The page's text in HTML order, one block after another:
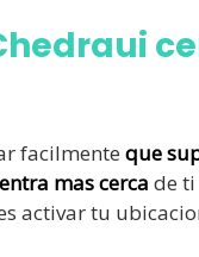
facilmente que
mas cerca de ti
activar tu